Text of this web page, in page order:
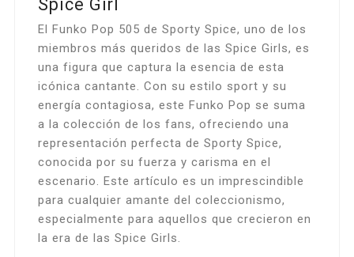
Spice Girl
El Funko Pop 505 de Sporty Spice, uno de los
miembros más queridos de las Spice Girls, es
una figura que captura la esencia de esta
icónica cantante. Con su estilo sport y su
energía contagiosa, este Funko Pop se suma
a la colección de los fans, ofreciendo una
representación perfecta de Sporty Spice,
conocida por su fuerza y carisma en el
escenario. Este artículo es un imprescindible
para cualquier amante del coleccionismo,
especialmente para aquellos que crecieron en
la era de las Spice Girls.